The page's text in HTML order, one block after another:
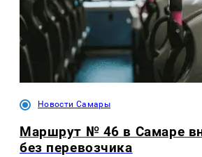
Новости Самары
Маршрут № 46 в Самаре
без перевозчика